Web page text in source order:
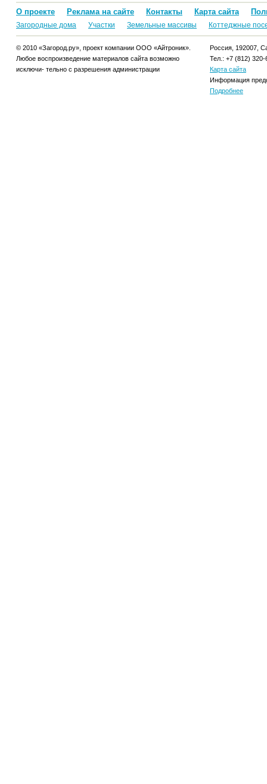
О проекте Реклама на сайте Контакты Карта сайта
Загородные дома Участки Земельные массивы Коттеджные
© 2010 «Загород.ру», проект компании ООО «Айтроник».
Любое воспроизведение материалов сайта возможно
исключи- тельно с разрешения администрации
Россия, 192007,
Тел.: +7 (812) 320-
Карта сайта
Информация
Подробнее